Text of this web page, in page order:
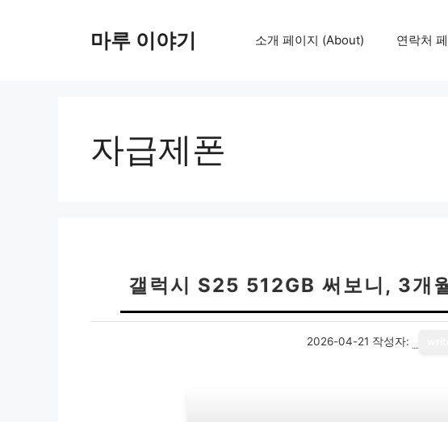
마루 이야기 소개 페이지 (About) 연락처
자급제폰
갤럭시 S25 512GB 써보니, 3개
2026-04-21 작성자: